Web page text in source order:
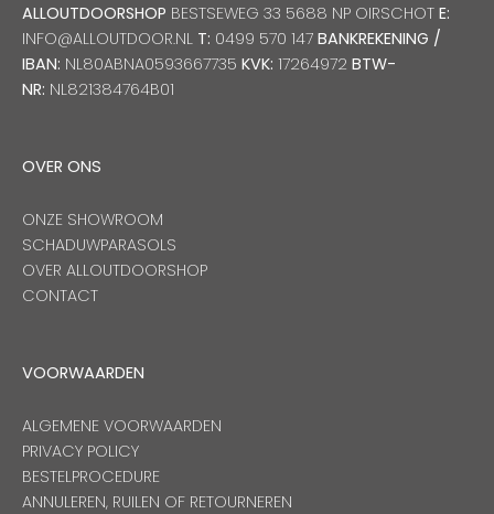
ALLOUTDOORSHOP BESTSEWEG 33 5688 NP OIRSCHOT E:
INFO@ALLOUTDOOR.NL T: 0499 570 147 BANKREKENING /
IBAN: NL80ABNA0593667735 KVK: 17264972 BTW-
NR: NL821384764B01
OVER ONS
ONZE SHOWROOM
SCHADUWPARASOLS
OVER ALLOUTDOORSHOP
CONTACT
VOORWAARDEN
ALGEMENE VOORWAARDEN
PRIVACY POLICY
BESTELPROCEDURE
ANNULEREN, RUILEN OF RETOURNEREN